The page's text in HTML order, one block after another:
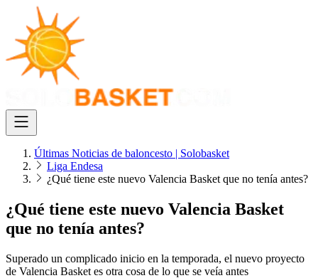
Últimas Noticias de baloncesto | Solobasket
Liga Endesa
¿Qué tiene este nuevo Valencia Basket que no tenía antes?
¿Qué tiene este nuevo Valencia Basket
que no tenía antes?
Superado un complicado inicio en la temporada, el nuevo proyecto
de Valencia Basket es otra cosa de lo que se veía antes